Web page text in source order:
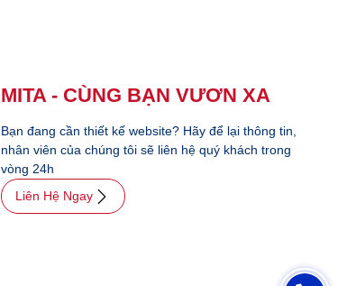
MITA - CÙNG BẠN VƯƠN XA
Bạn đang cần thiết kế website? Hãy để lại thông tin,
nhân viên của chúng tôi sẽ liên hệ quý khách trong
vòng 24h
Liên Hệ Ngay